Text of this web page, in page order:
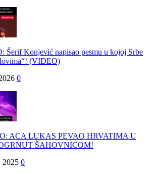
Šerif Konjević napisao pesmu u kojoj Srbe
(VIDEO)
0
ACA LUKAS PEVAO HRVATIMA U
ŠAHOVNICOM!
2025 0